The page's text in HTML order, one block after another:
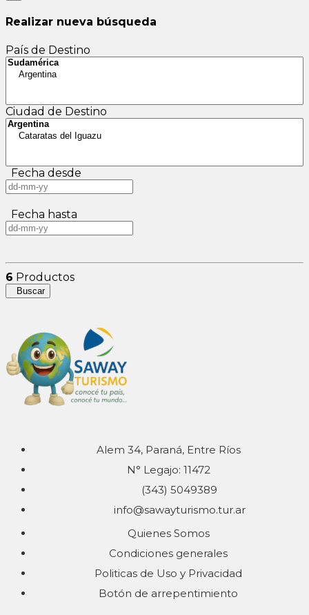
Realizar nueva búsqueda
País de Destino
Ciudad de Destino
Fecha desde
Fecha hasta
6 Productos
Buscar
Alem 34, Paraná, Entre Ríos
N° Legajo: 11472
(343) 5049389
info@sawayturismo.tur.ar
Quienes Somos
Condiciones generales
Politicas de Uso y Privacidad
Botón de arrepentimiento